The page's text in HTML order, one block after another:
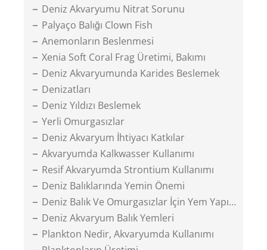
Deniz Akvaryumu Nitrat Sorunu
Palyaço Balığı Clown Fish
Anemonların Beslenmesi
Xenia Soft Coral Frag Üretimi, Bakımı
Deniz Akvaryumunda Karides Beslemek
Denizatları
Deniz Yıldızı Beslemek
Yerli Omurgasızlar
Deniz Akvaryum İhtiyacı Katkılar
Akvaryumda Kalkwasser Kullanımı
Resif Akvaryumda Strontium Kullanımı
Deniz Balıklarında Yemin Önemi
Deniz Balık Ve Omurgasızlar İçin Yem Yapımı
Deniz Akvaryum Balık Yemleri
Plankton Nedir, Akvaryumda Kullanımı